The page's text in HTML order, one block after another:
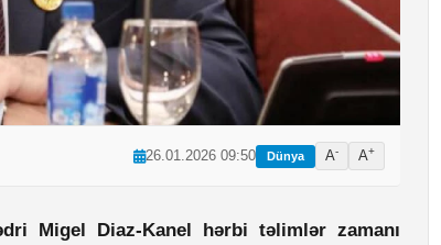
26.01.2026 09:50 Dünya A- A+
Migel Diaz-Kanel hərbi təlimlər zamanı